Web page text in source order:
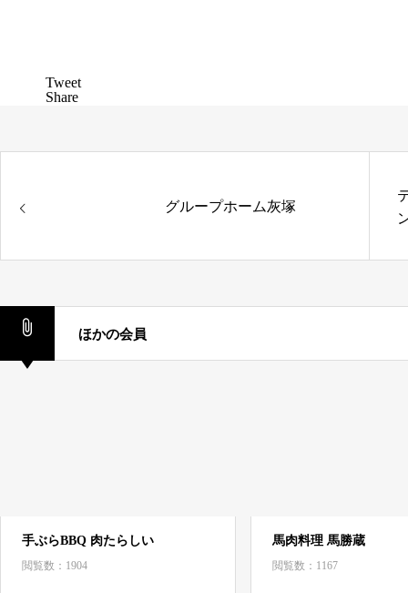
Tweet
Share
グループホーム灰塚
ほかの会員
手ぶらBBQ 肉たらしい
閲覧数：1904
馬肉料理 馬勝蔵
閲覧数：1167